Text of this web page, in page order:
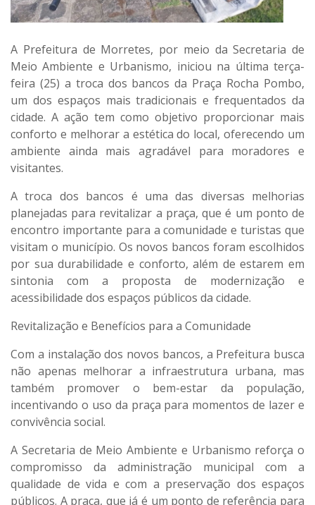
A Prefeitura de Morretes, por meio daSecretaria de
Meio Ambiente e Urbanismo, iniciou na última terça-
feira (25) a troca dos bancos da Praça Rocha Pombo,
um dos espaços mais tradicionais e frequentados da
cidade. A ação tem como objetivo proporcionar mais
conforto e melhorar a estética do local, oferecendo um
ambiente ainda mais agradável para moradores e
visitantes.
A troca dos bancos é uma das diversas melhorias
planejadas para revitalizar a praça, que é um ponto de
encontro importante para a comunidade e turistas que
visitam o município. Os novos bancos foram escolhidos
por sua durabilidade e conforto, além de estarem em
sintonia com a proposta de modernização e
acessibilidade dos espaços públicos da cidade.
Revitalização e Benefícios para a Comunidade
Com a instalação dos novos bancos, a Prefeitura busca
não apenas melhorar a infraestrutura urbana, mas
também promover o bem-estar da população,
incentivando o uso da praça para momentos de lazer e
convivência social.
A Secretaria de Meio Ambiente e Urbanismo reforça o
compromisso da administração municipal com a
qualidade de vida e com a preservação dos espaços
públicos. A praça, que já é um ponto de referência para